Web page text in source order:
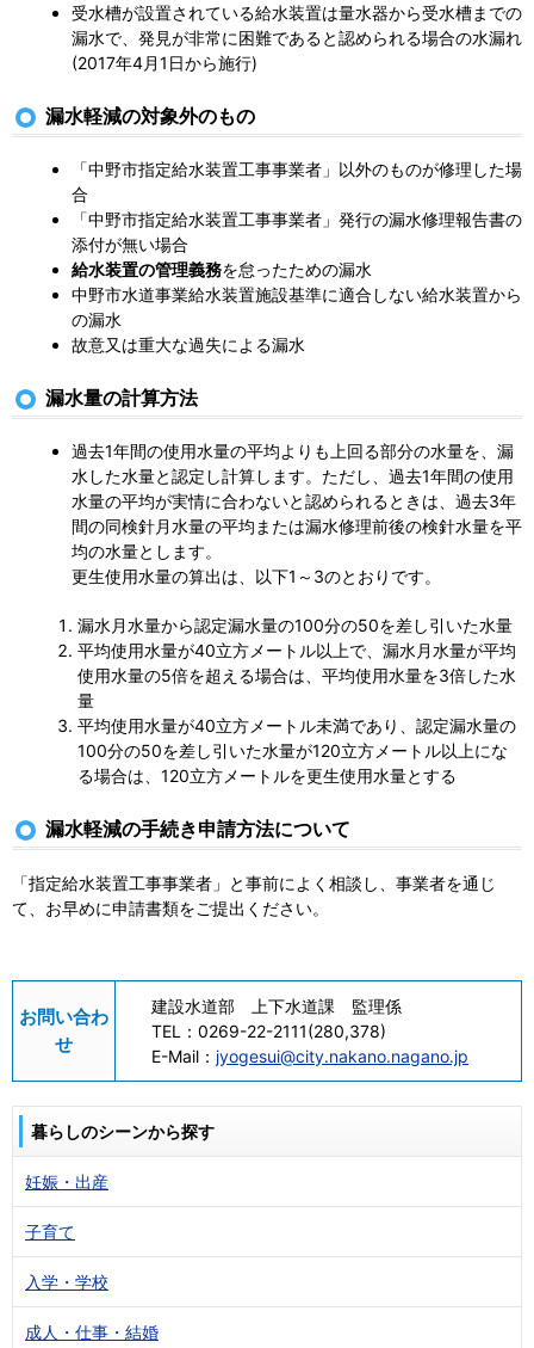
受水槽が設置されている給水装置は量水器から受水槽までの
漏水で、発見が非常に困難であると認められる場合の水漏れ
(2017年4月1日から施行)
漏水軽減の対象外のもの
「中野市指定給水装置工事事業者」以外のものが修理した場
合
「中野市指定給水装置工事事業者」発行の漏水修理報告書の
添付が無い場合
給水装置の管理義務を怠ったための漏水
中野市水道事業給水装置施設基準に適合しない給水装置から
の漏水
故意又は重大な過失による漏水
漏水量の計算方法
過去1年間の使用水量の平均よりも上回る部分の水量を、漏
水した水量と認定し計算します。ただし、過去1年間の使用
水量の平均が実情に合わないと認められるときは、過去3年
間の同検針月水量の平均または漏水修理前後の検針水量を平
均の水量とします。
更生使用水量の算出は、以下1～3のとおりです。
漏水月水量から認定漏水量の100分の50を差し引いた水量
平均使用水量が40立方メートル以上で、漏水月水量が平均
使用水量の5倍を超える場合は、平均使用水量を3倍した水
量
平均使用水量が40立方メートル未満であり、認定漏水量の
100分の50を差し引いた水量が120立方メートル以上にな
る場合は、120立方メートルを更生使用水量とする
漏水軽減の手続き申請方法について
「指定給水装置工事事業者」と事前によく相談し、事業者を通じ
て、お早めに申請書類をご提出ください。
お問い合わ
せ
建設水道部 上下水道課 監理係
TEL： 0269-22-2111(280,378)
E-Mail： jyogesui@city.nakano.nagano.jp
暮らしのシーンから探す
妊娠・出産
子育て
入学・学校
成人・仕事・結婚